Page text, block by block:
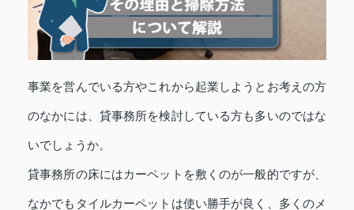
事業を営んでいる方やこれから起業しようとお考えの方
のなかには、貸事務所を検討している方も多いのではな
いでしょうか。
貸事務所の床にはカーペットを敷くのが一般的ですが、
なかでもタイルカーペットは使い勝手が良く、多くのメ